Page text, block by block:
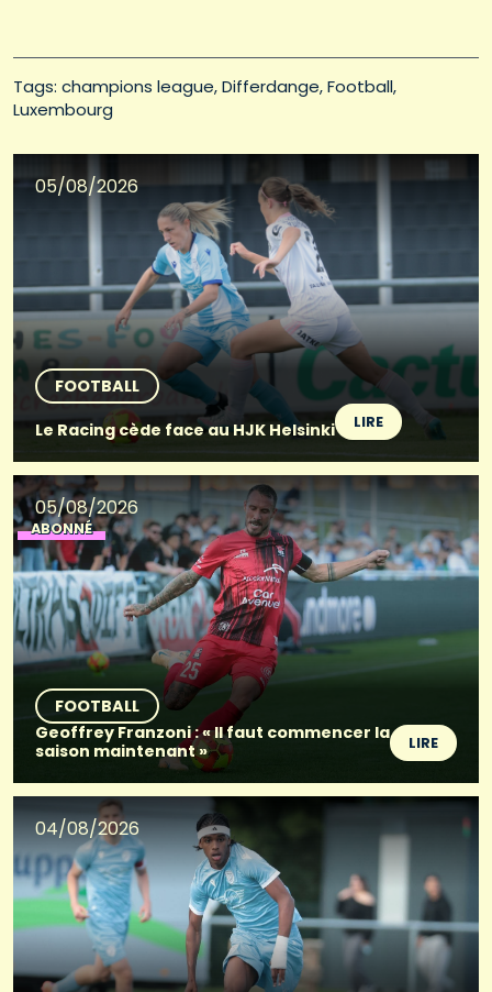
Tags: champions league Differdange Football
Luxembourg
05/08/2026
FOOTBALL
Le Racing cède face au HJK Helsinki
LIRE
05/08/2026
ABONNÉ
FOOTBALL
Geoffrey Franzoni : « Il faut commencer la
saison maintenant »
LIRE
04/08/2026